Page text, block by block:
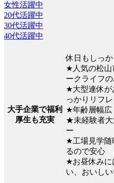
女性活躍中
20代活躍中
30代活躍中
40代活躍中
大手企業で福利
厚生も充実
休日もしっ
★人気の松山
ークライフ
★大型連休が
っかりリフ
★年齢層幅広
★未経験者大
ー
★工場見学随
るので安心
★お昼休みに
い、おいし